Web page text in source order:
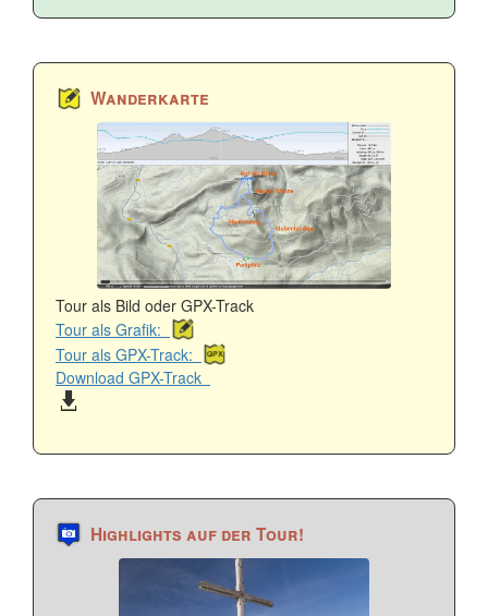
Wanderkarte
Tour als Bild oder GPX-Track
Tour als Grafik:
Tour als GPX-Track:
Download GPX-Track
Highlights auf der Tour!